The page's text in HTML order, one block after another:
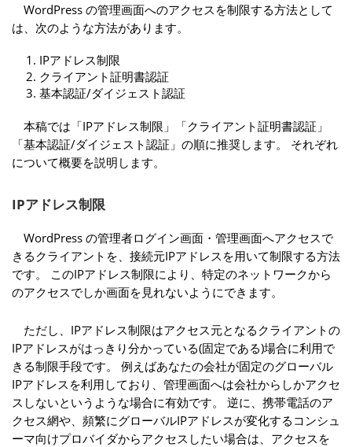
WordPress の管理画面へのアクセスを制限する方法として
は、次のような方法があります。
IPアドレス制限
クライアント証明書認証
基本認証/ダイジェスト認証
本稿では「IPアドレス制限」「クライアント証明書認証」
「基本認証/ダイジェスト認証」の順に推奨します。 それぞれ
について概要を説明します。
IPアドレス制限
WordPress の管理者ログイン画面・管理画面へアクセスで
きるクライアントを、接続元IPアドレスを用いて制限する方法
です。 このIPアドレス制限により、特定のネットワークから
のアクセスでしか画面を見れないようにできます。
ただし、IPアドレス制限はアクセス元となるクライアントの
IPアドレスがはっきり分かっている(固定である)場合に利用で
きる制限手段です。 例えばあなたの会社が固定のグローバル
IPアドレスを利用しており、管理画面へは会社からしかアクセ
スしないというような場合に有効です。 逆に、携帯電話のア
クセス網や、頻繁にグローバルIPアドレスが変化するコンシュ
ーマ向けプロバイダからアクセスしたい場合は、アクセスを